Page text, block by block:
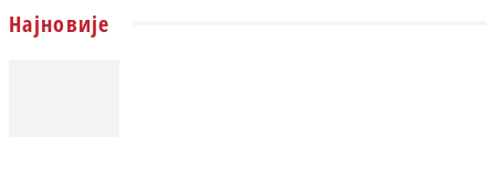
Најновије